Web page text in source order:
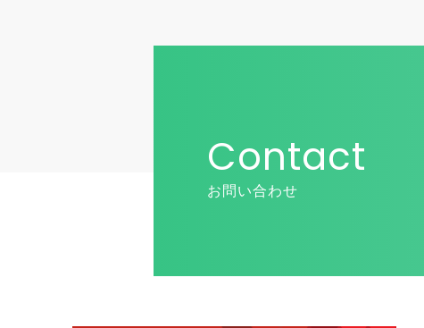
Contact
お問い合わせ